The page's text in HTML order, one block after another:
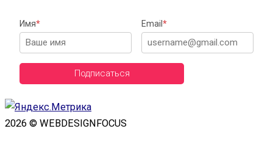
Имя* Email *
Подписаться
2026 © WEBDESIGNFOCUS